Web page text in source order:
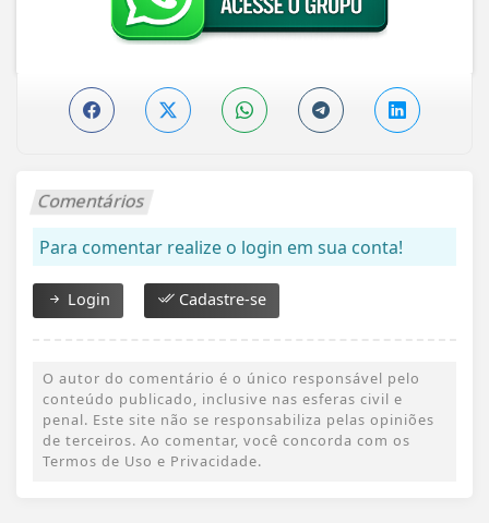
Comentários
Para comentar realize o login em sua conta!
Login Cadastre-se
O autor do comentário é o único responsável pelo
conteúdo publicado, inclusive nas esferas civil e
penal. Este site não se responsabiliza pelas opiniões
de terceiros. Ao comentar, você concorda com os
Termos de Uso e Privacidade.